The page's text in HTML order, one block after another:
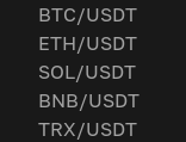
BTC/USDT
ETH/USDT
SOL/USDT
BNB/USDT
TRX/USDT